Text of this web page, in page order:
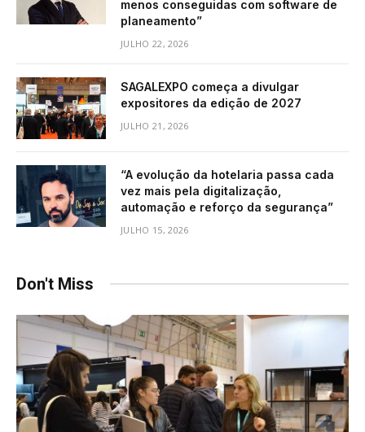
menos conseguidas com software de
planeamento”
JULHO 22, 2026
SAGALEXPO começa a divulgar
expositores da edição de 2027
JULHO 21, 2026
“A evolução da hotelaria passa cada
vez mais pela digitalização,
automação e reforço da segurança”
JULHO 15, 2026
Don't Miss